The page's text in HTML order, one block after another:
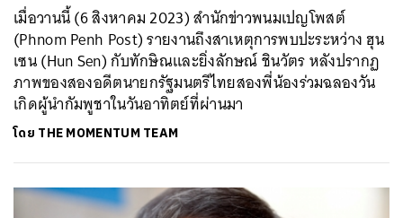
เมื่อวานนี้ (6 สิงหาคม 2023) สำนักข่าวพนมเปญโพสต์
(Phnom Penh Post) รายงานถึงสาเหตุการพบปะระหว่าง ฮุน
เซน (Hun Sen) กับทักษิณและยิ่งลักษณ์ ชินวัตร หลังปรากฏ
ภาพของสองอดีตนายกรัฐมนตรีไทยสองพี่น้องร่วมฉลองวัน
เกิดผู้นำกัมพูชาในวันอาทิตย์ที่ผ่านมา
โดย THE MOMENTUM TEAM